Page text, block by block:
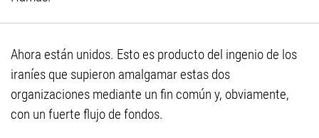
Ahora están unidos. Esto es producto del ingenio de los
iraníes que supieron amalgamar estas dos
organizaciones mediante un fin común y, obviamente,
con un fuerte flujo de fondos.